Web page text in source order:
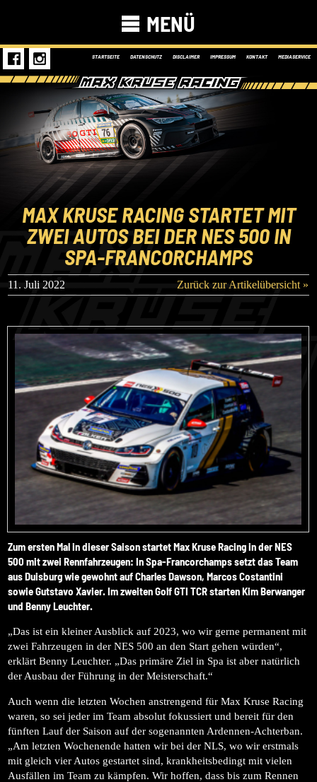
MENÜ
STARTSEITE DATENSCHUTZ DISCLAIMER IMPRESSUM KONTAKT MEDIASERVICE
MAX KRUSE RACING STARTET MIT
ZWEI AUTOS BEI DER NES 500 IN
SPA-FRANCORCHAMPS
11. Juli 2022 Zurück zur Artikelübersicht »
Zum ersten Mal in dieser Saison startet Max Kruse Racing in der NES
500 mit zwei Rennfahrzeugen: In Spa-Francorchamps setzt das Team
aus Duisburg wie gewohnt auf Charles Dawson, Marcos Costantini
sowie Gutstavo Xavier. Im zweiten Golf GTI TCR starten Kim Berwanger
und Benny Leuchter.
„Das ist ein kleiner Ausblick auf 2023, wo wir gerne permanent mit
zwei Fahrzeugen in der NES 500 an den Start gehen würden“,
erklärt Benny Leuchter. „Das primäre Ziel in Spa ist aber natürlich
der Ausbau der Führung in der Meisterschaft.“
Auch wenn die letzten Wochen anstrengend für Max Kruse Racing
waren, so sei jeder im Team absolut fokussiert und bereit für den
fünften Lauf der Saison auf der sogenannten Ardennen-Achterban.
„Am letzten Wochenende hatten wir bei der NLS, wo wir erstmals
mit gleich vier Autos gestartet sind, krankheitsbedingt mit vielen
Ausfällen im Team zu kämpfen. Wir hoffen, dass bis zum Rennen